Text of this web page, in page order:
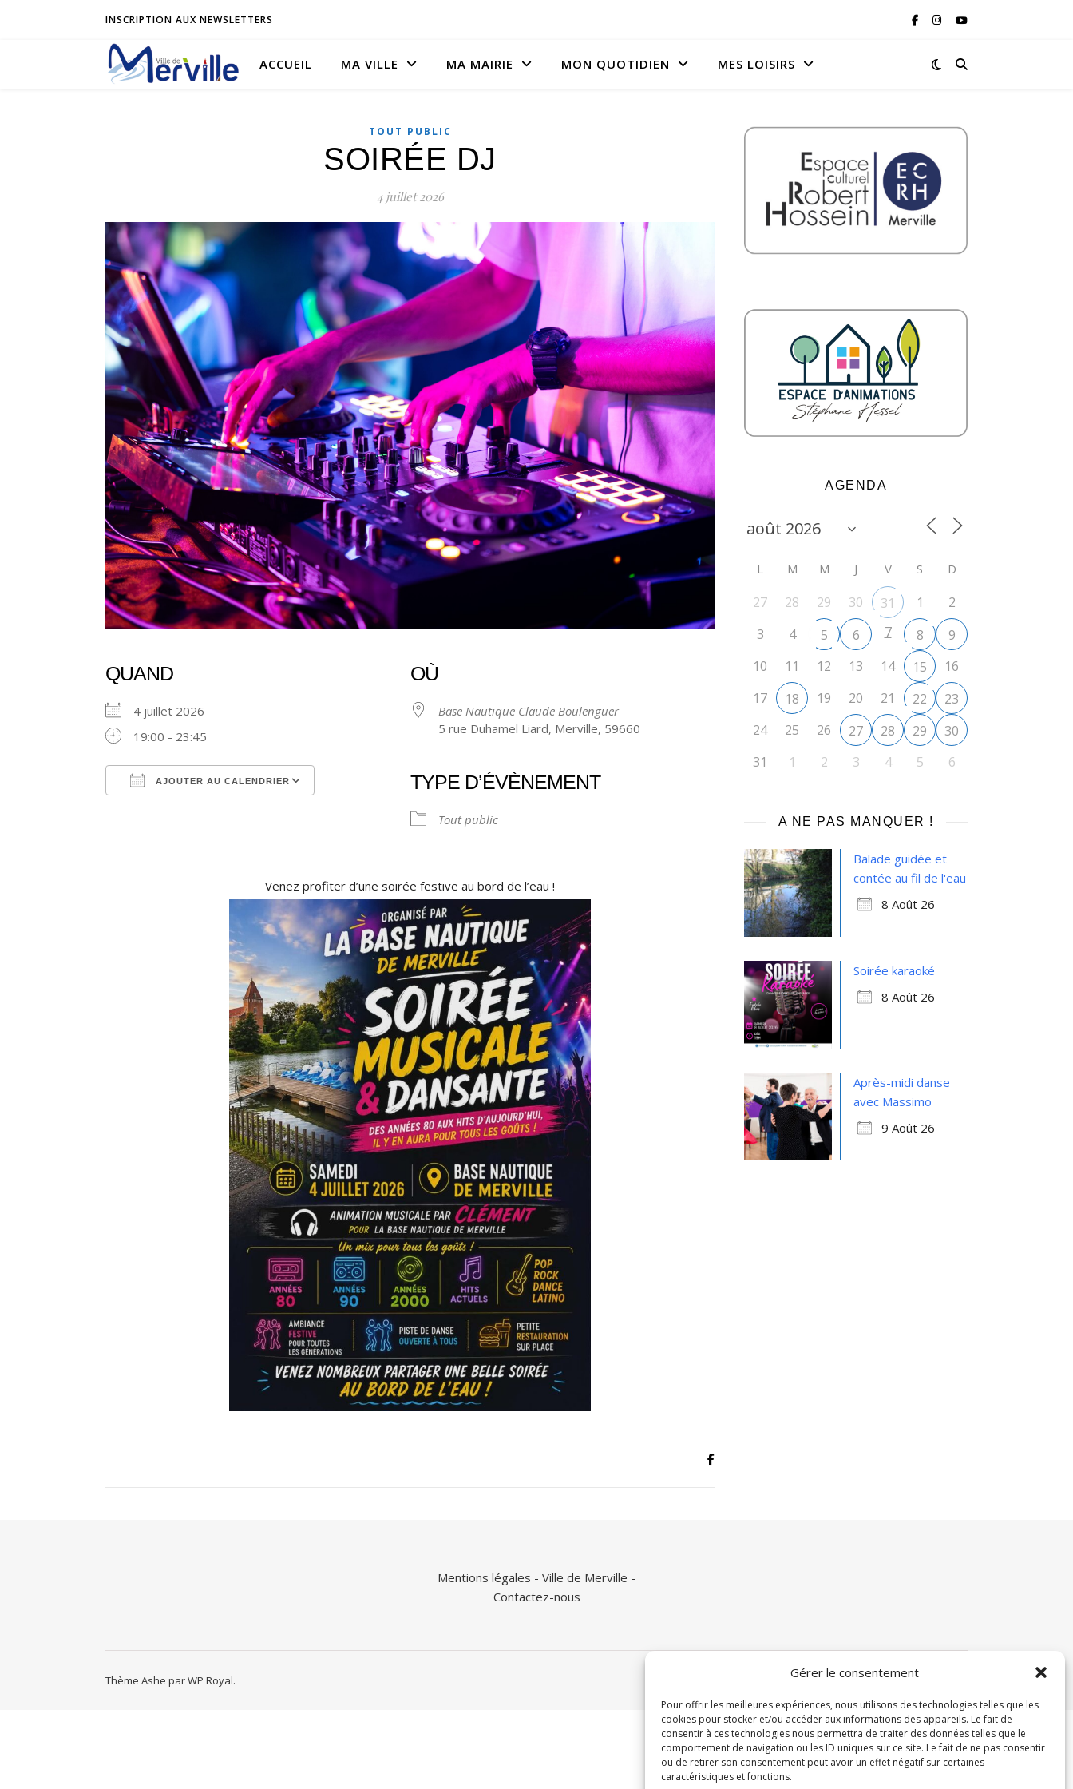
Gérer le consentement
Pour offrir les meilleures expériences, nous utilisons des technologies telles que les
cookies pour stocker et/ou accéder aux informations des appareils. Le fait de
consentir à ces technologies nous permettra de traiter des données telles que le
comportement de navigation ou les ID uniques sur ce site. Le fait de ne pas consentir
ou de retirer son consentement peut avoir un effet négatif sur certaines
caractéristiques et fonctions.
INSCRIPTION AUX NEWSLETTERS
ACCUEIL MA VILLE MA MAIRIE MON QUOTIDIEN MES LOISIRS
TOUT PUBLIC
SOIRÉE DJ
4 juillet 2026
QUAND
4 juillet 2026
19:00 - 23:45
AJOUTER AU CALENDRIER
Calendrier Google
OÙ
Base Nautique Claude Boulenguer
5 rue Duhamel Liard, Merville, 59660
TYPE D’ÉVÈNEMENT
Tout public
Venez profiter d’une soirée festive au bord de l’eau !
AGENDA
L M M J V S D
27 28 29 30 31 1
2
3
4 5 6 7 8
9
10
11 12 13 14 15
16
17
18 19 20 21 22
23
24
25 26 27 28 29
30
31
1 2 3 4 5 6
A NE PAS MANQUER !
Balade guidée et
contée au fil de l'eau
8 Août 26
Soirée karaoké
8 Août 26
Après-midi danse
avec Massimo
9 Août 26
Mentions légales - Ville de Merville -
Contactez-nous
Thème Ashe parWP Royal.